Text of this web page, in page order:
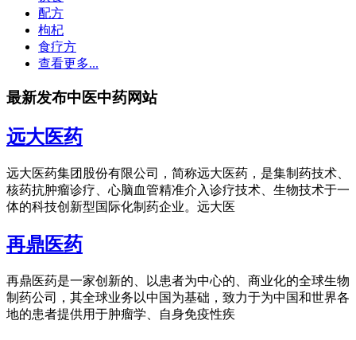
配方
枸杞
食疗方
查看更多...
最新发布中医中药网站
远大医药
远大医药集团股份有限公司，简称远大医药，是集制药技术、
核药抗肿瘤诊疗、心脑血管精准介入诊疗技术、生物技术于一
体的科技创新型国际化制药企业。远大医
再鼎医药
再鼎医药是一家创新的、以患者为中心的、商业化的全球生物
制药公司，其全球业务以中国为基础，致力于为中国和世界各
地的患者提供用于肿瘤学、自身免疫性疾